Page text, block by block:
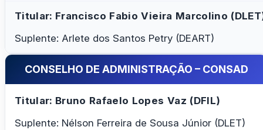
Titular: Francisco Fabio Vieira Marcolino
Suplente: Arlete dos Santos Petry (DEART)
CONSELHO DE ADMINISTRAÇÃO – CONSAD
Titular: Bruno Rafaelo Lopes Vaz (DFIL)
Suplente: Nélson Ferreira de Sousa Júnior (DLET)